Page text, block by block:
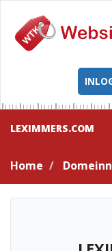
LEXIMMERS.COM
Home